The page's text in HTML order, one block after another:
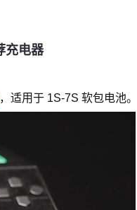
充电器
适用于 1S-7S 软包电池。